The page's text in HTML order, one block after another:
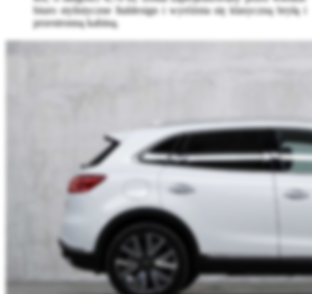
biuro stylistyczne Italdesign i wyróżnia się klasyczną bryłą i
przestronną kabiną.